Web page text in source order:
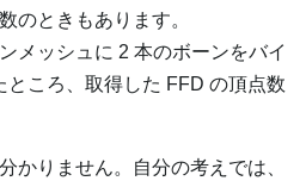
のときもあります。
メッシュに 2 本のボーンをバイ
ところ、取得した FFD の頂点数
かりません。自分の考えでは、